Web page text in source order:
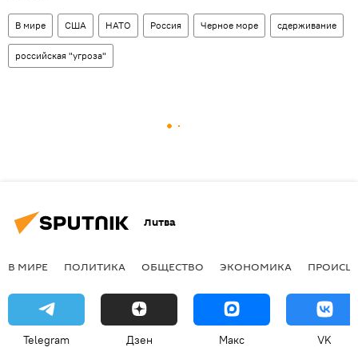
В мире США НАТО Россия Черное море сдерживание
российская "угроза"
Литва
В МИРЕ ПОЛИТИКА ОБЩЕСТВО ЭКОНОМИКА
Telegram Дзен Макс VK